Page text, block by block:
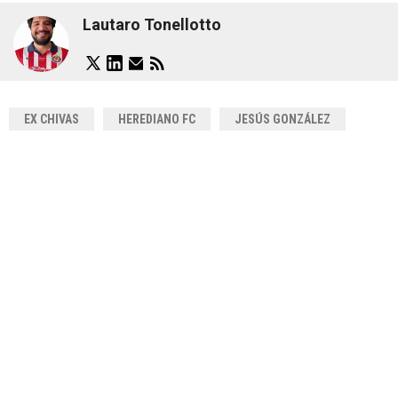
Lautaro Tonellotto
EX CHIVAS HEREDIANO FC JESÚS GONZÁLEZ